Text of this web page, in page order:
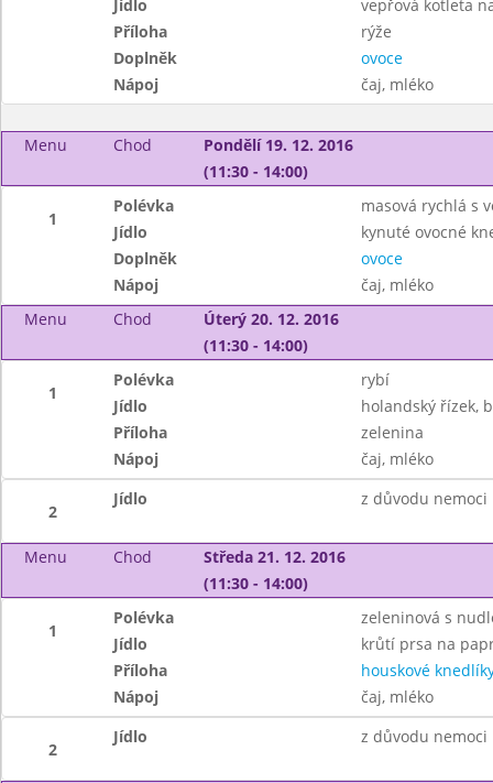
Jídlo
vepřová kotleta
Příloha
rýže
Doplněk
ovoce
Nápoj
čaj, mléko
Menu Chod
Pondělí 19. 12. 2016
(11:30 - 14:00)
1
Polévka
masová rychlá s
Jídlo
kynuté ovocné
Doplněk
ovoce
Nápoj
čaj, mléko
Menu
Chod
Úterý 20. 12. 2016
(11:30 - 14:00)
1
Polévka
rybí
Jídlo
holandský řízek,
Příloha
zelenina
Nápoj
čaj, mléko
2
Jídlo z důvodu nemoci
Menu Chod
Středa 21. 12. 2016
(11:30 - 14:00)
1
Polévka
zeleninová s
Jídlo
krůtí prsa na
Příloha
houskové
Nápoj
čaj, mléko
2
Jídlo z důvodu nemoci